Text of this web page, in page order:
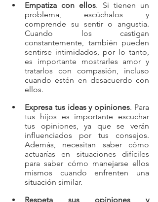
Empatiza con ellos. Si tienen un
problema, escúchalos y
comprende su sentir o angustia.
Cuando los castigan
constantemente, también pueden
sentirse intimidados, por lo tanto,
es importante mostrarles amor y
tratarlos con compasión, incluso
cuando estén en desacuerdo con
ellos.
Expresa tus ideas y opiniones. Para
tus hijos es importante escuchar
tus opiniones, ya que se verán
influenciados por tus consejos.
Además, necesitan saber cómo
actuarías en situaciones difíciles
para saber cómo manejarse ellos
mismos cuando enfrenten una
situación similar.
Respeta sus opiniones y